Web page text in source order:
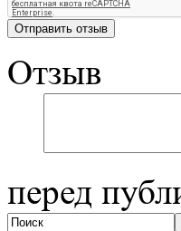
Отзыв
перед